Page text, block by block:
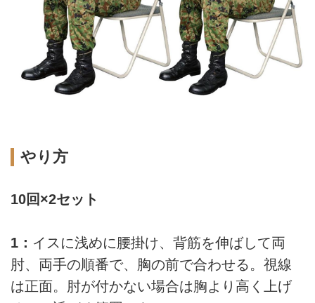
やり方
10回×2セット
1： イスに浅めに腰掛け、背筋を伸ばして両
肘、両手の順番で、胸の前で合わせる。視線
は正面。肘が付かない場合は胸より高く上げ